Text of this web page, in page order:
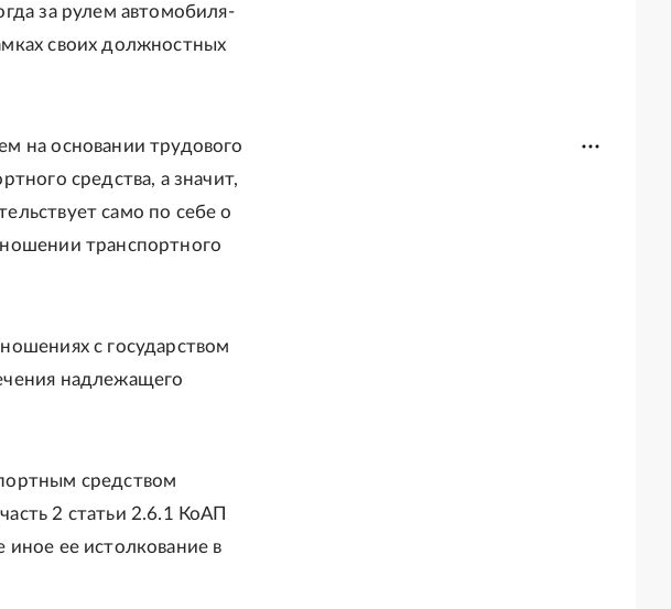
за рулем автомобиля-
своих должностных
на основании трудового
средства, а значит,
само по себе о
транспортного
с государством
надлежащего
средством
2 статьи 2.6.1 КоАП
ее истолкование в